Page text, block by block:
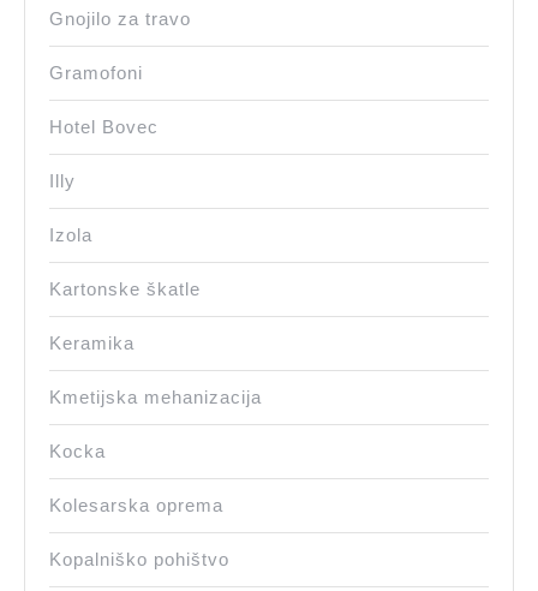
Gnojilo za travo
Gramofoni
Hotel Bovec
Illy
Izola
Kartonske škatle
Keramika
Kmetijska mehanizacija
Kocka
Kolesarska oprema
Kopalniško pohištvo